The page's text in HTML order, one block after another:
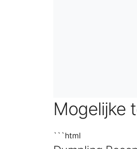
Mogelijke
```html